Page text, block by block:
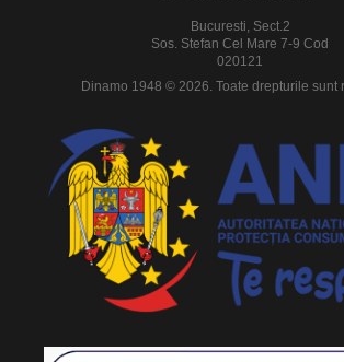
Bucuresti, Sect.2
Sos. Stefan Cel Mare 7-9 Cod
020121
Dinamo 1948 © 2026. Toate drepturile sunt